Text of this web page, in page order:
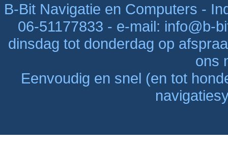
B-Bit Navigatie en Computers -
06-51177833 - e-mail: info@b-
dinsdag tot donderdag op
ons
Eenvoudig en snel (en tot